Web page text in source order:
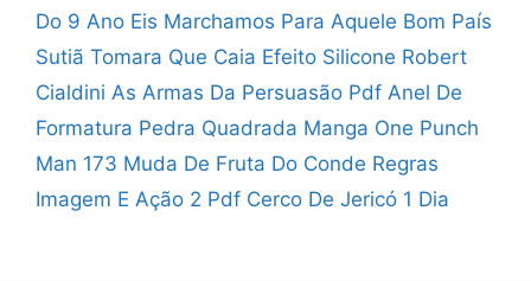
Do 9 Ano Eis Marchamos Para Aquele Bom País
Sutiã Tomara Que Caia Efeito Silicone Robert
Cialdini As Armas Da Persuasão Pdf Anel De
Formatura Pedra Quadrada Manga One Punch
Man 173 Muda De Fruta Do Conde Regras
Imagem E Ação 2 Pdf Cerco De Jericó 1 Dia